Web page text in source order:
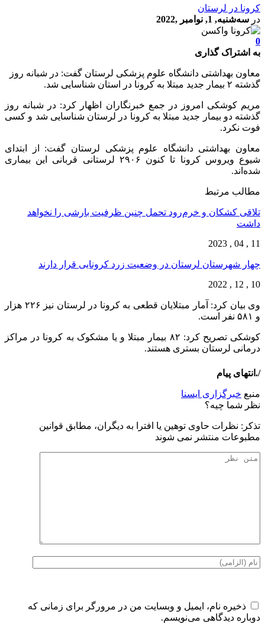
کرونا در لرستان
در سه‌شنبه, 1, نوامبر ,2022
0
به اشتراک گذاری
معاون بهداشتی دانشگاه علوم پزشکی لرستان گفت: در شبانه روز
گذشته ۲ بیمار جدید مبتلا به کرونا در استان شناسایی شد.
مریم کوشکی امروز در جمع خبرنگاران اظهار کرد: در شبانه روز
گذشته دو بیمار جدید مبتلا به کرونا در لرستان شناسایی شد و کسی
فوت نکرد.
معاون بهداشتی دانشگاه علوم پزشکی لرستان گفت: از ابتدای
شیوع ویروس کرونا تا کنون ۲۹۰۶ لرستانی قربانی این بیماری
شده‌اند.
مطالب مرتبط
تلاقی کشکان و خرم‌رود تحمل چنین ظرفیت بارشی را نخواهد
داشت
11 , 04 , 2023
چهار شهرستان لرستان در وضعیت زرد کرونایی قرار دارند
10 , 12 , 2022
وی بیان کرد: آمار مبتلایان قطعی به کرونا در لرستان نیز ۲۲۶ هزار
و ۵۸۱ نفر است.
کوشکی تصریح کرد: ۸۲ بیمار مبتلا و یا مشکوک به کرونا در مراکز
درمانی لرستان بستری هستند.
/.انتهای پیام
منبع خبرگزاری ایسنا
نظر شما چیه؟
تذكر: نظرات حاوی توهين يا افترا به ديگران، مطابق قوانين
مطبوعات منتشر نمی شوند
ذخیره نام، ایمیل و وبسایت من در مرورگر برای زمانی که
دوباره دیدگاهی می‌نویسم.